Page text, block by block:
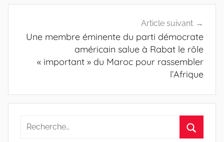
Article suivant
Une membre éminente du parti démocrate
américain salue à Rabat le rôle
« important » du Maroc pour rassembler
l’Afrique
Recherche